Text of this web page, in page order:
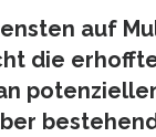
auf
die